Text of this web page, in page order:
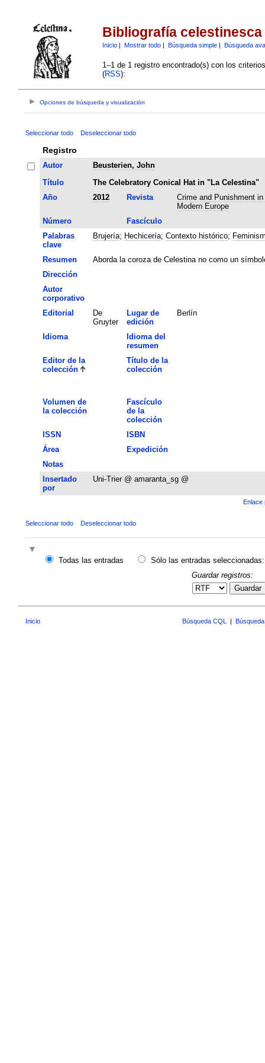
Bibliografía celestinesca
Inicio| Mostrar todo| Búsqueda simple| Búsqueda
1–1 de 1 registro encontrado(s) con los
(RSS):
Opciones de búsqueda y visualización
Seleccionar todo Deseleccionar todo
Registro
Autor
Beusterien, John
Título
The Celebratory Conical Hat in "La Celestina"
Año
2012 Revista
Crime and Punishment
Modern Europe
Número
Fascículo
Palabras
clave
Brujería; Hechicería; Contexto histórico;
Resumen
Aborda la coroza de Celestina no como un
Dirección
Autor
corporativo
Editorial
De
Gruyter
Lugar de
edición
Berlín
Idioma
Idioma del
resumen
Editor de la
colección
Título de la
colección
Volumen de
la colección
Fascículo
de la
colección
ISSN
ISBN
Área
Expedición
Notas
Insertado
por
Uni-Trier @ amaranta_sg @
Enlace
Seleccionar todo Deseleccionar todo
Todas las entradas
Sólo las entradas seleccionadas:
Guardar registros:
Guardar
Inicio Búsqueda CQL